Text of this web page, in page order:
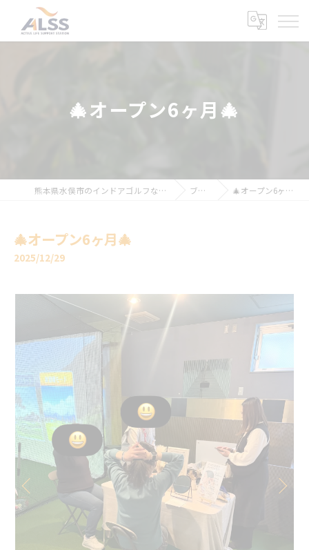
🎄オープン6ヶ月🎄
熊本県水俣市のインドアゴルフならALSS ブログ 🎄オープン6ヶ月🎄
🎄オープン6ヶ月🎄
2025/12/29